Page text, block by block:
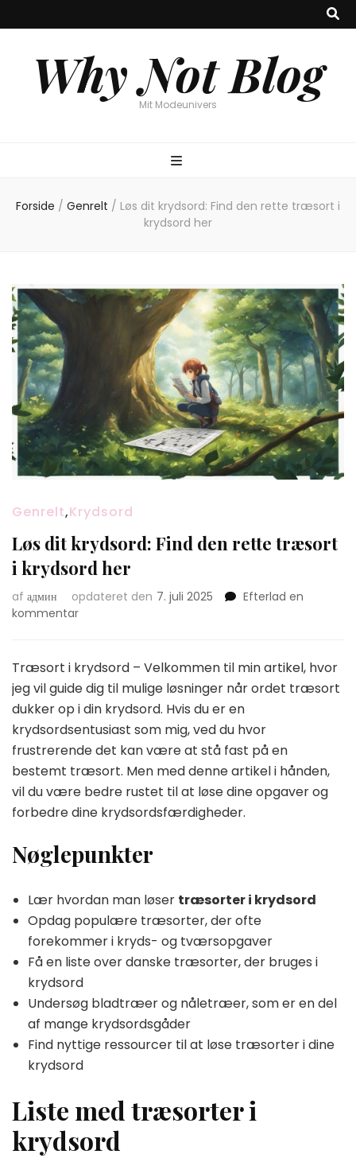
Why Not Blog
Mit Modeunivers
Forside / Genrelt / Løs dit krydsord: Find den rette træsort i
krydsord her
Genrelt,Krydsord
Løs dit krydsord: Find den rette træsort
i krydsord her
af админ opdateret den 7. juli 2025
Efterlad en
kommentaron
krydsord:
Find
den
rette
træsort
i
her
Træsort i krydsord – Velkommen til min artikel, hvor
jeg vil guide dig til mulige løsninger når ordet træsort
dukker op i din krydsord. Hvis du er en
krydsordsentusiast som mig, ved du hvor
frustrerende det kan være at stå fast på en
bestemt træsort. Men med denne artikel i hånden,
vil du være bedre rustet til at løse dine opgaver og
forbedre dine krydsordsfærdigheder.
Nøglepunkter
Lær hvordan man løser træsorter i krydsord
Opdag populære træsorter, der ofte
forekommer i kryds- og tværsopgaver
Få en liste over danske træsorter, der bruges i
krydsord
Undersøg bladtræer og nåletræer, som er en del
af mange krydsordsgåder
Find nyttige ressourcer til at løse træsorter i dine
krydsord
Liste med træsorter i
krydsord